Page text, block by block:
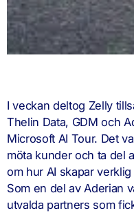
I veckan deltog Zelly
Thelin Data, GDM och
Microsoft AI Tour. Det
möta kunder och ta del
om hur AI skapar
Som en del av Aderian
utvalda partners som